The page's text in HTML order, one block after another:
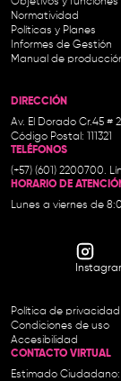
Normatividad
Políticas y Planes
Informes de Gestión
Manual de
DIRECCIÓN
Av. El Dorado Cr.45 #
Código Postal: 111321
TELÉFONOS
(+57) (601) 2200700.
HORARIO DE
Lunes a viernes de
Política de
Condiciones de uso
Accesibilidad
CONTACTO VIRTUAL
Estimado